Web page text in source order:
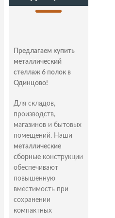
конструкции с
из стоек и балок.
вертикальные опоры,
конструкции. Балки
основания для полок.
стеллажи с
иметь дополнительные
конструкцию,
пол от повреждений
стеллажа.
пользователя
могут иметь
Предлагаем купить
металлический
стеллаж 6 полок в
Одинцово!
Для складов,
производств,
магазинов и бытовых
помещений. Наши
металлические
сборные конструкции
обеспечивают
повышенную
вместимость при
сохранении
компактных